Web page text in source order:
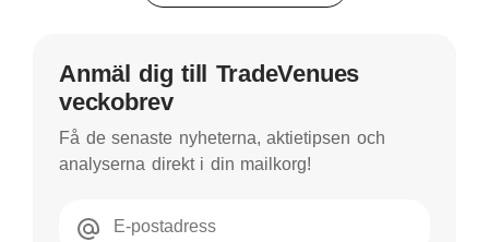
Anmäl dig till TradeVenues
veckobrev
Få de senaste nyheterna, aktietipsen och
analyserna direkt i din mailkorg!
E-postadress